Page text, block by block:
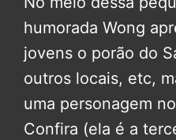
humorada Wong
jovens o porão do
outros locais, etc,
uma personagem
Confira (ela é a